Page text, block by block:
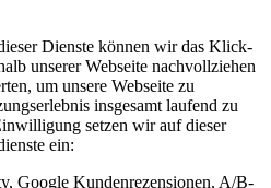
Dienste können wir das Klick-
unserer Webseite nachvollziehen
um unsere Webseite zu
insgesamt laufend zu
setzen wir auf dieser
ein:
Google Kundenrezensionen, A/B-